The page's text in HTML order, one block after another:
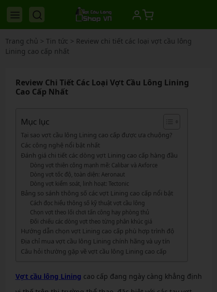
Trang chủ > Tin tức > Review chi tiết các loại vợt cầu lông
Lining cao cấp nhất
Review Chi Tiết Các Loại Vợt Cầu Lông Lining
Cao Cấp Nhất
Mục lục
Tại sao vợt cầu lông Lining cao cấp được ưa chuộng?
Các công nghệ nổi bật nhất
Đánh giá chi tiết các dòng vợt Lining cao cấp hàng đầu
Dòng vợt thiên công mạnh mẽ: Calibar và Axforce
Dòng vợt tốc độ, toàn diện: Aeronaut
Dòng vợt kiểm soát, linh hoạt: Tectonic
Bảng so sánh thông số các vợt Lining cao cấp nổi bật
Cách đọc hiểu thông số kỹ thuật vợt cầu lông
Chọn vợt theo lối chơi tấn công hay phòng thủ
Đối chiếu các dòng vợt theo từng phân khúc giá
Hướng dẫn chọn vợt Lining cao cấp phù hợp trình độ
Địa chỉ mua vợt cầu lông Lining chính hãng và uy tín
Câu hỏi thường gặp về vợt cầu lông Lining cao cấp
Vợt cầu lông Lining cao cấp đang ngày càng khẳng định